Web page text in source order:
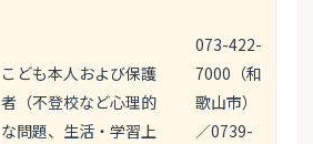
こども本人および保護
者（不登校など心理的
な問題、生活・学習上
073-422-
7000（和
歌山市）
／0739-